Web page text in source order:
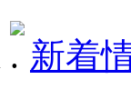
新着